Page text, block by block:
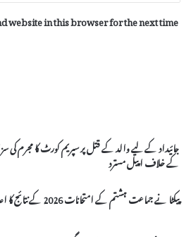
website in this browser for the next time
جائیداد کے لیے والد کے قتل پر سپریم کورٹ کا مجرم
کے خلاف اپیل مسترد
پیکٹا نے جماعت ہشتم کے امتحانات 2026 کے نتائج کا اعلان کر دیا